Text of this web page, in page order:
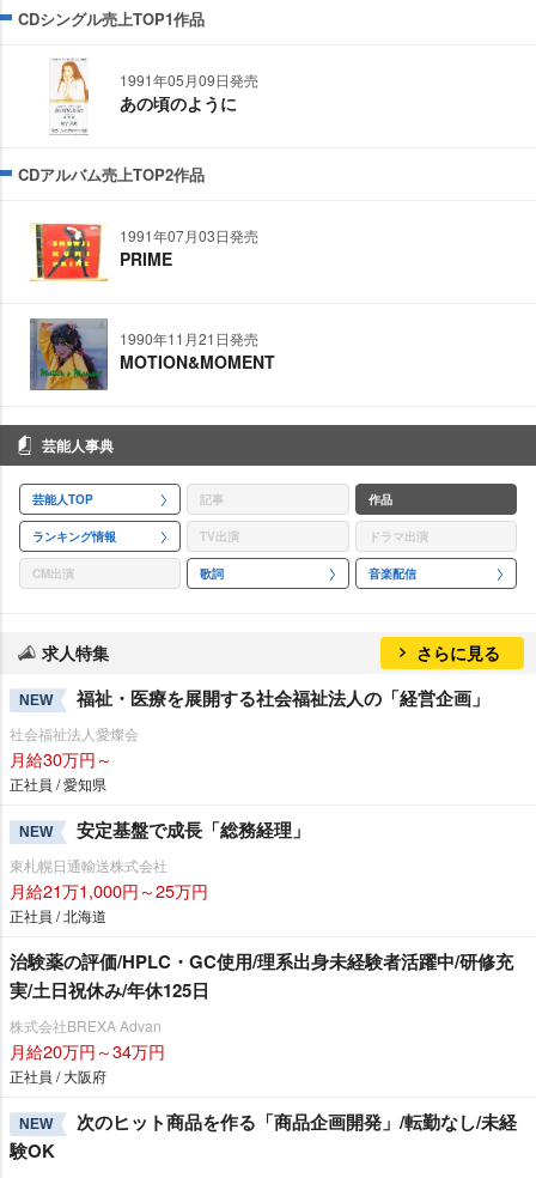
CDシングル売上TOP1作品
1991年05月09日発売
あの頃のように
CDアルバム売上TOP2作品
1991年07月03日発売
PRIME
1990年11月21日発売
MOTION&MOMENT
芸能人事典
芸能人TOP 記事 作品
ランキング情報 TV出演 ドラマ出演
CM出演 歌詞 音楽配信
求人特集 さらに見る
NEW 福祉・医療を展開する社会福祉法人の「経営企画」
社会福祉法人愛燦会
月給30万円～
正社員 / 愛知県
NEW 安定基盤で成長「総務経理」
東札幌日通輸送株式会社
月給21万1,000円～25万円
正社員 / 北海道
治験薬の評価/HPLC・GC使用/理系出身未経験者活躍中/研修充
実/土日祝休み/年休125日
株式会社BREXA Advan
月給20万円～34万円
正社員 / 大阪府
NEW
次のヒット商品を作る「商品企画開発」/転勤なし/未経
験OK